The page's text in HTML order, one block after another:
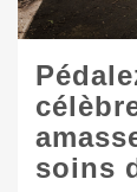
soins